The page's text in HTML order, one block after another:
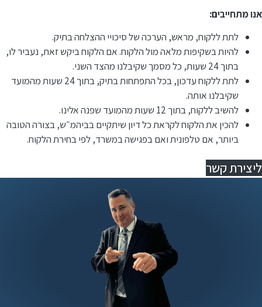
אנו מתחייבים:
לתת ללקוח, מראש, הערכה של סיכויי ההצלחה בתיק.
להיות בשקיפות מלאה מול הלקוח. אם הלקוח ביקש זאת, נעביר לו,
בתוך 24 שעות, כל מסמך שקיבלנו מהצד השני.
לתת ללקוח עדכון, בכל התפתחות בתיק, בתוך 24 שעות מהמועד
שקיבלנו אותה.
להשיב ללקוח, בתוך 12 שעות מהמועד שפנה אלינו.
⁠להכין את הלקוח לקראת כל דיון שיתקיים בביהמ״ש, בצורה הטובה
ביותר, אם טלפונית ואם בפגישה במשרד, לפי בחירת הלקוח.
ליצירת קשר